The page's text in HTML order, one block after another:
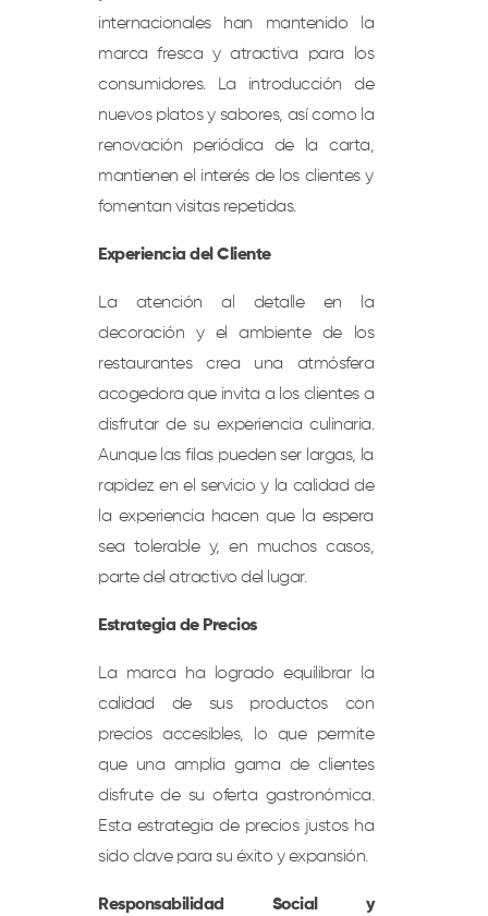
internacionales han mantenido la
marca fresca y atractiva para los
consumidores. La introducción de
nuevos platos y sabores, así como la
renovación periódica de la carta,
mantienen el interés de los clientes y
fomentan visitas repetidas.
Experiencia del Cliente
La atención al detalle en la
decoración y el ambiente de los
restaurantes crea una atmósfera
acogedora que invita a los clientes a
disfrutar de su experiencia culinaria.
Aunque las filas pueden ser largas, la
rapidez en el servicio y la calidad de
la experiencia hacen que la espera
sea tolerable y, en muchos casos,
parte del atractivo del lugar.
Estrategia de Precios
La marca ha logrado equilibrar la
calidad de sus productos con
precios accesibles, lo que permite
que una amplia gama de clientes
disfrute de su oferta gastronómica.
Esta estrategia de precios justos ha
sido clave para su éxito y expansión.
Responsabilidad Social y